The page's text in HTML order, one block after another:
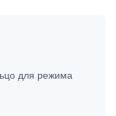
для режима